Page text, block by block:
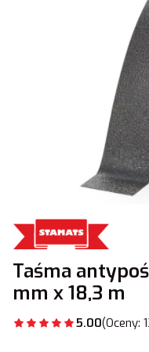
Taśma
mm x 18,3 m
5.00(Oceny: